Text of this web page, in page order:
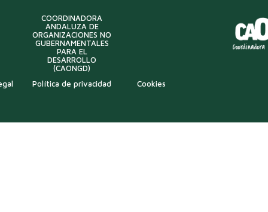
COORDINADORA
ANDALUZA DE
ORGANIZACIONES NO
GUBERNAMENTALES
PARA EL
DESARROLLO
(CAONGD)
Política de privacidad Cookies